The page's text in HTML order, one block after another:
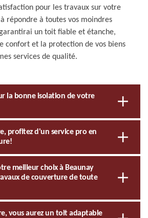
pour les travaux sur votre
répondre à toutes vos moindres
un toit fiable et étanche,
confort et la protection de vos biens
services de qualité.
la bonne isolation de votre
profitez d'un service pro en
meilleur choix à Beaunay
de couverture de toute
vous aurez un toit adaptable